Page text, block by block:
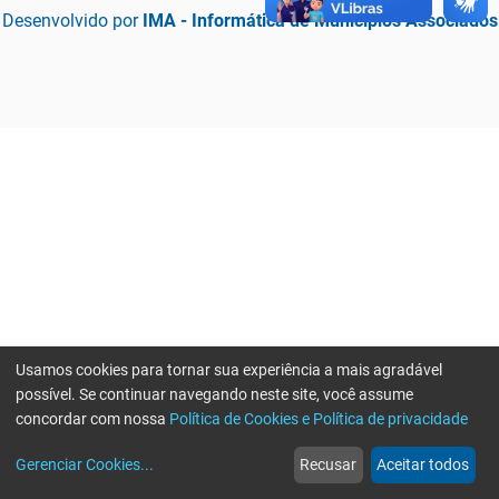
Desenvolvido por IMA - Informática de Municípios Associados
web
Notícias
more_horiz
Mais
Usamos cookies para tornar sua experiência a mais agradável
possível. Se continuar navegando neste site, você assume
concordar com nossa Política de Cookies e Política de privacidade
Gerenciar Cookies... Recusar Aceitar todos
Erro ao enviar informações, por favor tente novamente